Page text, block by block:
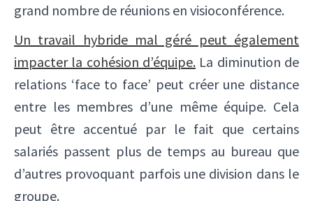
grand nombre de réunions en visioconférence.
Un travail hybride mal géré peut également
impacter la cohésion d’équipe. La diminution de
relations ‘face to face’ peut créer une distance
entre les membres d’une même équipe. Cela
peut être accentué par le fait que certains
salariés passent plus de temps au bureau que
d’autres provoquant parfois une division dans le
groupe.